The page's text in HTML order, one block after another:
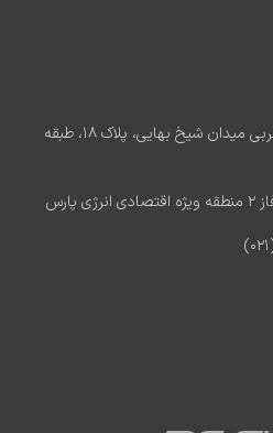
دفتر مرکزی: تهران، ضلع غربی میدان شیخ بهایی، پلاک ۱۸، طبقه